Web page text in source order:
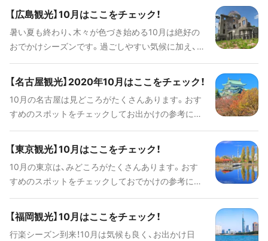
【広島観光】10月はここをチェック！
暑い夏も終わり、木々が色づき始める10月は絶好の
おでかけシーズンです。過ごしやすい気候に加え、秋
時期。アウトドアやスポーツにも最適なシーズンで
す。今回は、広島ならではの秋の楽しみ方をご紹介し
ます。
【名古屋観光】2020年10月はここをチェック！
10月の名古屋は見どころがたくさんあります。おす
すめのスポットをチェックしてお出かけの参考にし
【東京観光】10月はここをチェック！
10月の東京は、みどころがたくさんあります。おす
すめのスポットをチェックしておでかけの参考にし
【福岡観光】10月はここをチェック！
行楽シーズン到来！10月は気候も良く、お出かけ日